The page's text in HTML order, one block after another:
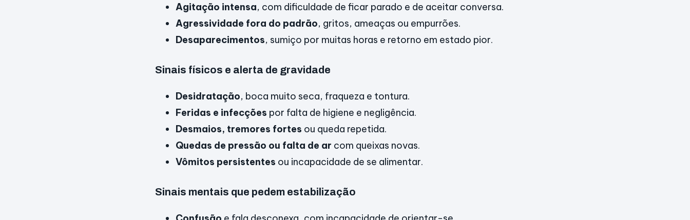
Agitação intensa, com dificuldade de ficar parado e de aceitar conversa.
Agressividade fora do padrão, gritos, ameaças ou empurrões.
Desaparecimentos, sumiço por muitas horas e retorno em estado pior.
Sinais físicos e alerta de gravidade
Desidratação, boca muito seca, fraqueza e tontura.
Feridas e infecções por falta de higiene e negligência.
Desmaios, tremores fortes ou queda repetida.
Quedas de pressão ou falta de ar com queixas novas.
Vômitos persistentes ou incapacidade de se alimentar.
Sinais mentais que pedem estabilização